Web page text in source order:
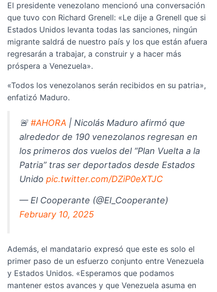
El presidente venezolano mencionó una conversación
que tuvo con Richard Grenell: «Le dije a Grenell que si
Estados Unidos levanta todas las sanciones, ningún
migrante saldrá de nuestro país y los que están afuera
regresarán a trabajar, a construir y a hacer más
próspera a Venezuela».
«Todos los venezolanos serán recibidos en su patria»,
enfatizó Maduro.
🚨#AHORA | Nicolás Maduro afirmó que
alrededor de 190 venezolanos regresan en
los primeros dos vuelos del “Plan Vuelta a la
Patria” tras ser deportados desde Estados
Unido pic.twitter.com/DZiP0eXTJC
— El Cooperante (@El_Cooperante)
February 10, 2025
Además, el mandatario expresó que este es solo el
primer paso de un esfuerzo conjunto entre Venezuela
y Estados Unidos. «Esperamos que podamos
mantener estos avances y que Venezuela asuma en